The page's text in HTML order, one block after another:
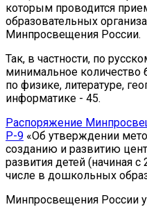
которым проводится
образовательных
Минпросвещения России.
Так, в частности, по
минимальное количество
по физике, литературе,
информатике - 45.
Распоряжение
Р-9 «Об утверждении
созданию и развитию
развития детей (начиная
числе в дошкольных
Минпросвещения России